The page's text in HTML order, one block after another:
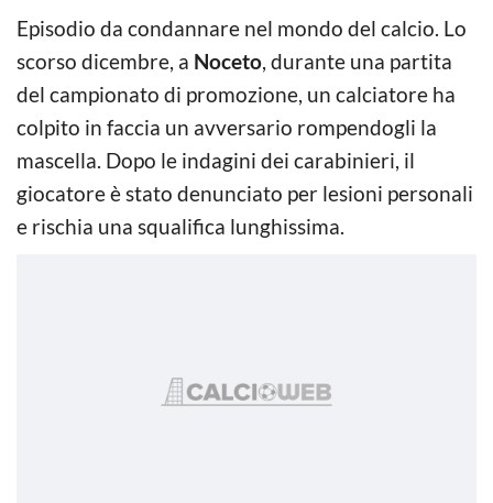
Episodio da condannare nel mondo del calcio. Lo
scorso dicembre, a Noceto, durante una partita
del campionato di promozione, un calciatore ha
colpito in faccia un avversario rompendogli la
mascella. Dopo le indagini dei carabinieri, il
giocatore è stato denunciato per lesioni personali
e rischia una squalifica lunghissima.